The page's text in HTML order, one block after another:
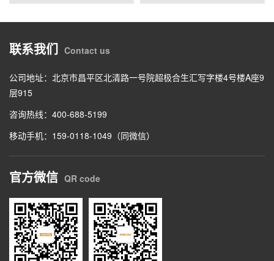
联系我们 Contact us
公司地址：北京市昌平区北清路一号院超极合生汇写字楼4号楼A座9
层915
咨询热线：400-688-5199
移动手机：159-0118-1049（同微信）
官方微信 QR code